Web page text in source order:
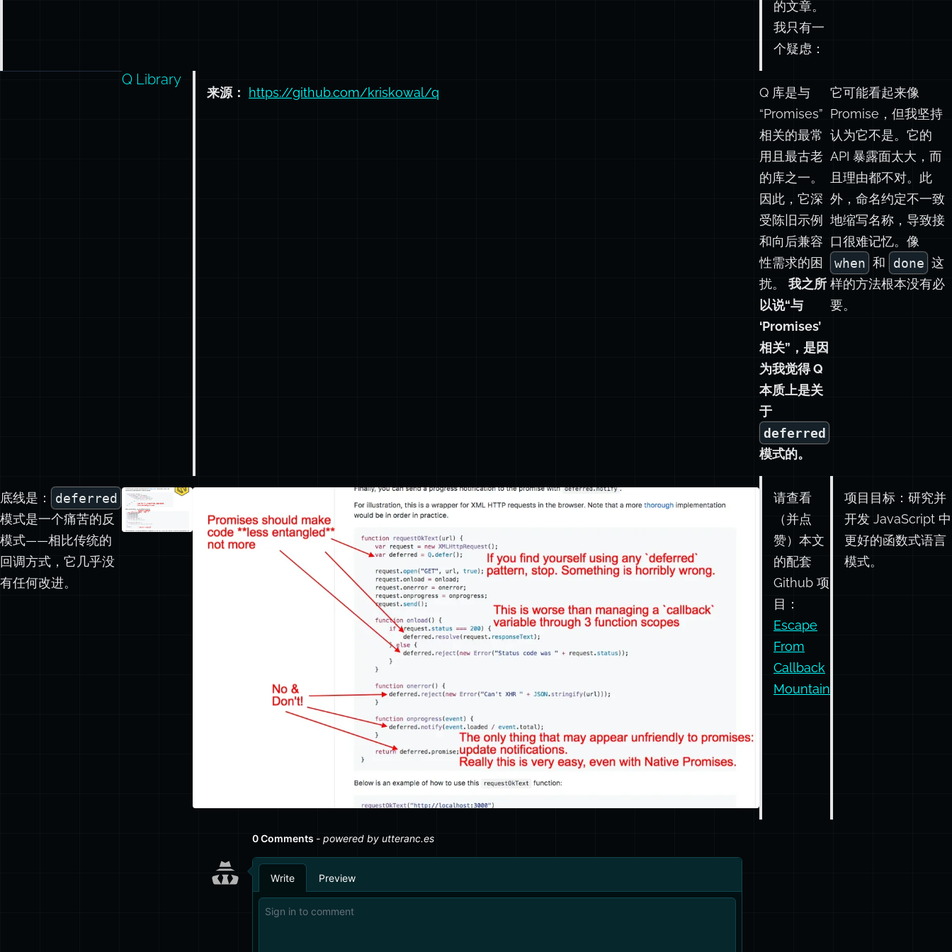
的文章。
我只有一
个疑虑：
Q Library
来源： https://github.com/kriskowal/q
Q 库是与
“Promises”
相关的最常
用且最古老
的库之一。
因此，它深
受陈旧示例
和向后兼容
性需求的困
扰。 我之所
以说“与
‘Promises’
相关”，是因
为我觉得 Q
本质上是关
于
deferred
模式的。
它可能看起来像
Promise，但我坚持
认为它不是。它的
API 暴露面太大，而
且理由都不对。此
外，命名约定不一致
地缩写名称，导致接
口很难记忆。像
when 和 done 这
样的方法根本没有必
要。
底线是：
deferred
模式是一个痛苦的反
模式——相比传统的
回调方式，它几乎没
有任何改进。
请查看
（并点
赞）本文
的配套
Github 项
目：
Escape
From
Callback
Mountain
项目目标：研究并
开发 JavaScript 中
更好的函数式语言
模式。